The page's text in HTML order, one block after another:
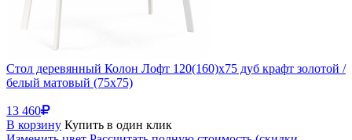
Стол деревянный Колон Лофт 120(160)х75 дуб крафт золотой /
белый матовый (75x75)
13 460
В корзину Купить в один клик